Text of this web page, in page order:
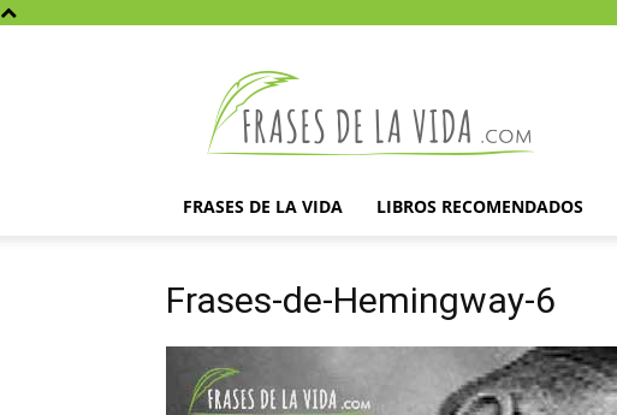
la
vida
FRASES DE LA VIDA LIBROS RECOMENDADOS
Frases-de-Hemingway-6